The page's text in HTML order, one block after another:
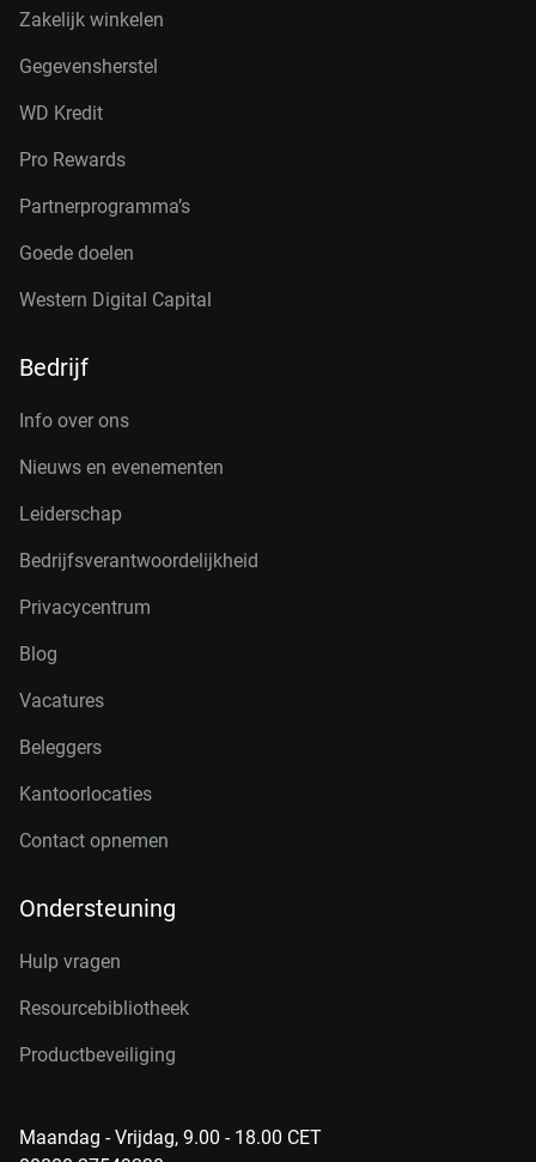
Zakelijk winkelen
Gegevensherstel
WD Kredit
Pro Rewards
Partnerprogramma’s
Goede doelen
Western Digital Capital
Bedrijf
Info over ons
Nieuws en evenementen
Leiderschap
Bedrijfsverantwoordelijkheid
Privacycentrum
Blog
Vacatures
Beleggers
Kantoorlocaties
Contact opnemen
Ondersteuning
Hulp vragen
Resourcebibliotheek
Productbeveiliging
Maandag - Vrijdag, 9.00 - 18.00 CET